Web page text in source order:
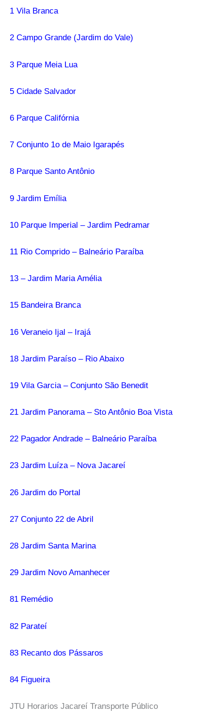
1 Vila Branca
2 Campo Grande (Jardim do Vale)
3 Parque Meia Lua
5 Cidade Salvador
6 Parque Califórnia
7 Conjunto 1o de Maio Igarapés
8 Parque Santo Antônio
9 Jardim Emília
10 Parque Imperial – Jardim Pedramar
11 Rio Comprido – Balneário Paraíba
13 – Jardim Maria Amélia
15 Bandeira Branca
16 Veraneio Ijal – Irajá
18 Jardim Paraíso – Rio Abaixo
19 Vila Garcia – Conjunto São Benedit
21 Jardim Panorama – Sto Antônio Boa Vista
22 Pagador Andrade – Balneário Paraíba
23 Jardim Luíza – Nova Jacareí
26 Jardim do Portal
27 Conjunto 22 de Abril
28 Jardim Santa Marina
29 Jardim Novo Amanhecer
81 Remédio
82 Parateí
83 Recanto dos Pássaros
84 Figueira
JTU Horarios Jacareí Transporte Público